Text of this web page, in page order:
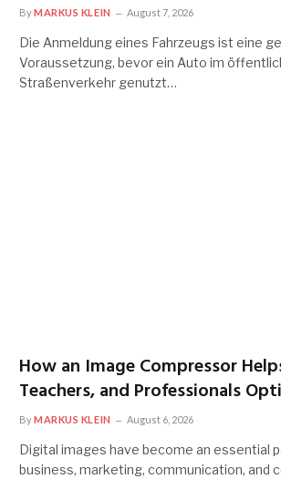
ByMARKUS KLEIN August 7, 2026
Die Anmeldung eines Fahrzeugs ist eine
Voraussetzung, bevor ein Auto im
Straßenverkehr genutzt…
How an Image Compressor
Teachers, and Professionals
ByMARKUS KLEIN August 6, 2026
Digital images have become an essential
business, marketing, communication, and